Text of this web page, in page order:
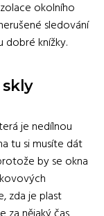
okolního
sledování
dobré knížky.
je nedílnou
tu si musíte dát
by se okna
zda je plast